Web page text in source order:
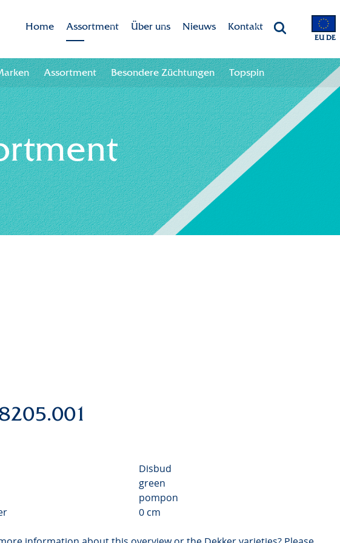
EU DE
Home Assortment
Marken
Assortment
Besondere Züchtungen
Topspin
Über uns
Dekker Chrysanten
Mission-Vision
CSR
Nachhaltigkeit
Innovation
International
Geschichte
Nieuws Kontakt
Kontaktangaben
Team
Assortment Besondere Züchtungen Topspin
Disbud
green
pompon
0 cm